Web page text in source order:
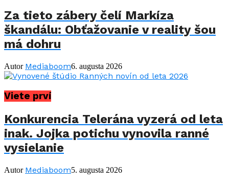
Za tieto zábery čelí Markíza
škandálu: Obťažovanie v reality šou
má dohru
Autor Mediaboom6. augusta 2026
Viete prví
Konkurencia Telerána vyzerá od leta
inak. Jojka potichu vynovila ranné
vysielanie
Autor Mediaboom5. augusta 2026